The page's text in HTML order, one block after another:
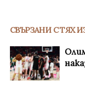
СВЪРЗАНИ С ТЯХ